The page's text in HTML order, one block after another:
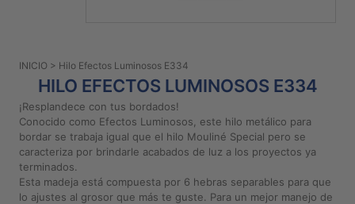
Preguntas
frecuentes
Aviso De
Privacidad
Políticas
Compra
INICIO > Hilo Efectos Luminosos E334
HILO EFECTOS LUMINOSOS E334
¡Resplandece con tus bordados!
Conocido como Efectos Luminosos, este hilo metálico para
bordar se trabaja igual que el hilo Mouliné Special pero se
caracteriza por brindarle acabados de luz a los proyectos ya
terminados.
Esta madeja está compuesta por 6 hebras separables para que
lo ajustes al grosor que más te guste. Para un mejor manejo de